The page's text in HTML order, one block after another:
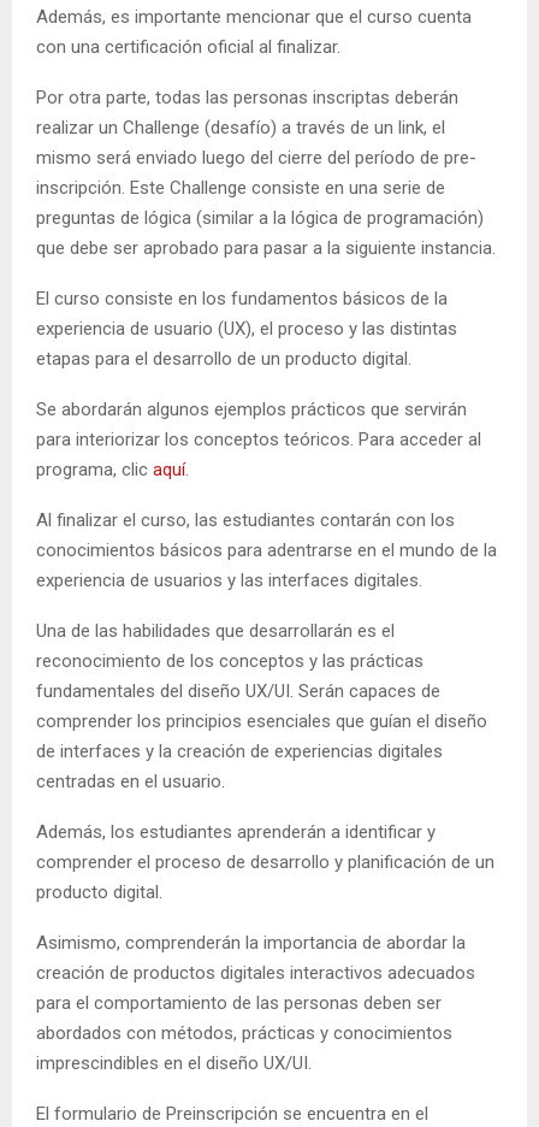
Además, es importante mencionar que el curso cuenta
con una certificación oficial al finalizar.
Por otra parte, todas las personas inscriptas deberán
realizar un Challenge (desafío) a través de un link, el
mismo será enviado luego del cierre del período de pre-
inscripción. Este Challenge consiste en una serie de
preguntas de lógica (similar a la lógica de programación)
que debe ser aprobado para pasar a la siguiente instancia.
El curso consiste en los fundamentos básicos de la
experiencia de usuario (UX), el proceso y las distintas
etapas para el desarrollo de un producto digital.
Se abordarán algunos ejemplos prácticos que servirán
para interiorizar los conceptos teóricos. Para acceder al
programa, clic aquí.
Al finalizar el curso, las estudiantes contarán con los
conocimientos básicos para adentrarse en el mundo de la
experiencia de usuarios y las interfaces digitales.
Una de las habilidades que desarrollarán es el
reconocimiento de los conceptos y las prácticas
fundamentales del diseño UX/UI. Serán capaces de
comprender los principios esenciales que guían el diseño
de interfaces y la creación de experiencias digitales
centradas en el usuario.
Además, los estudiantes aprenderán a identificar y
comprender el proceso de desarrollo y planificación de un
producto digital.
Asimismo, comprenderán la importancia de abordar la
creación de productos digitales interactivos adecuados
para el comportamiento de las personas deben ser
abordados con métodos, prácticas y conocimientos
imprescindibles en el diseño UX/UI.
El formulario de Preinscripción se encuentra en el